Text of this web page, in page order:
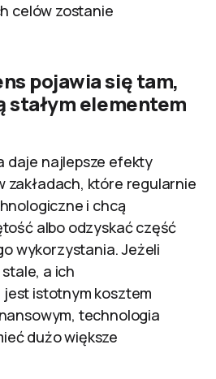
celów zostanie
pojawia się tam,
stałym elementem
daje najlepsze efekty
zakładach, które regularnie
i chcą
albo odzyskać część
wykorzystania. Jeżeli
a ich
istotnym kosztem
technologia
dużo większe